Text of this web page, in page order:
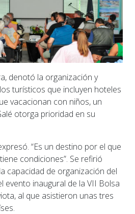
denotó la organización y
turísticos que incluyen hoteles
vacacionan con niños, un
otorga prioridad en su
“Es un destino por el que
condiciones”. Se refirió
capacidad de organización del
evento inaugural de la VII Bolsa
al que asistieron unas tres